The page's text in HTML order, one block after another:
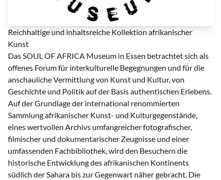
Reichhaltige und inhaltsreiche Kollektion afrikanischer
Kunst
Das SOUL OF AFRICA Museum in Essen betrachtet sich als
offenes Forum für interkulturelle Begegnungen und für die
anschauliche Vermittlung von Kunst und Kultur, von
Geschichte und Politik auf der Basis authentischen Erlebens.
Auf der Grundlage der international renommierten
Sammlung afrikanischer Kunst- und Kulturgegenstände,
eines wertvollen Archivs umfangreicher fotografischer,
filmischer und dokumentarischer Zeugnisse und einer
umfassenden Fachbibliothek, wird den Besuchern die
historische Entwicklung des afrikanischen Kontinents
südlich der Sahara bis zur Gegenwart näher gebracht. Die
Logo | © Soul of Africa Museum